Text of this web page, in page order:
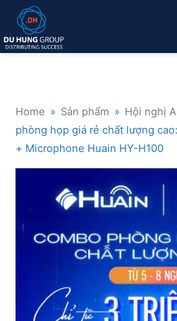
Home » Sản phẩm » Hội nghị
phòng họp giá rẻ chất lượng
+ Microphone Huain HY-H100